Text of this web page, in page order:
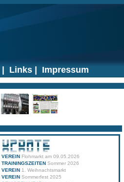
Links Impressum
VEREIN Flohmarkt am 09.05.2026
TRAININGSZEITEN Sommer 2026
VEREIN 1. Weihnachtsmarkt
VEREIN Sommerfest 2025